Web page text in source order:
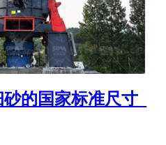
的国家标准尺寸_